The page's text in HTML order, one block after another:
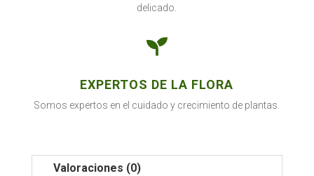
delicado.

EXPERTOS DE LA FLORA
Somos expertos en el cuidado y crecimiento de plantas.
Valoraciones (0)